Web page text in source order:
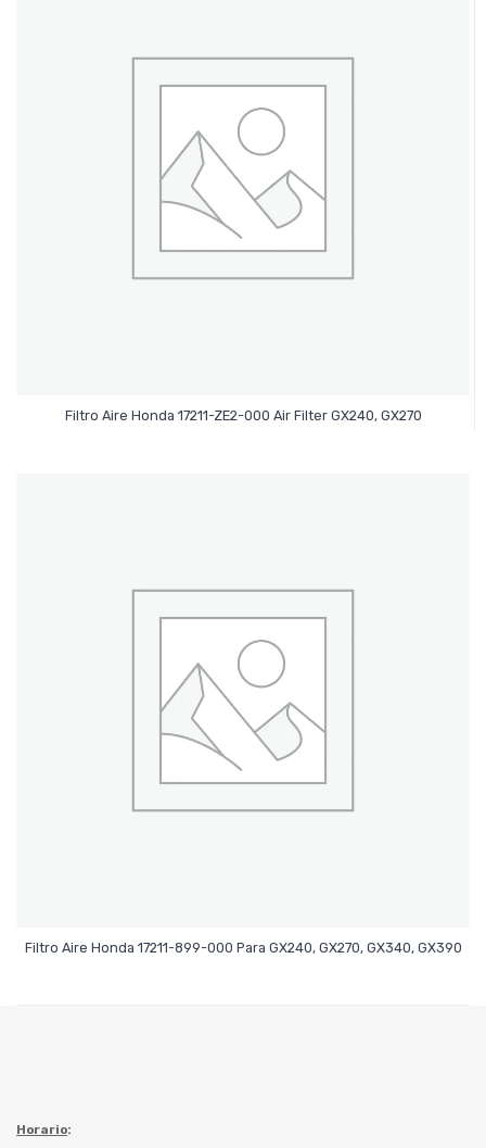
Filtro Aire Honda 17211-ZE2-000 Air Filter GX240, GX270
Filtro Aire Honda 17211-899-000 Para GX240, GX270, GX340, GX390
Horario: